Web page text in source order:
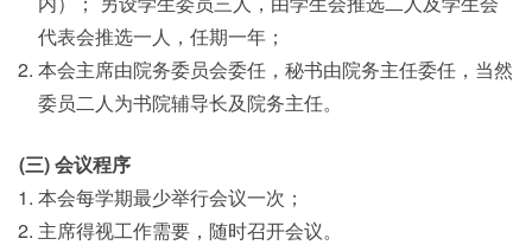
代表会推选一人，任期一年；
本会主席由院务委员会委任，秘书由院务主任委任，当然
委员二人为书院辅导长及院务主任。
(三) 会议程序
本会每学期最少举行会议一次；
主席得视工作需要，随时召开会议。